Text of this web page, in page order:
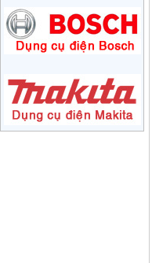
(840W)
Price:1587000VND
GA4040 ( 100mm)
Price :2043000VND